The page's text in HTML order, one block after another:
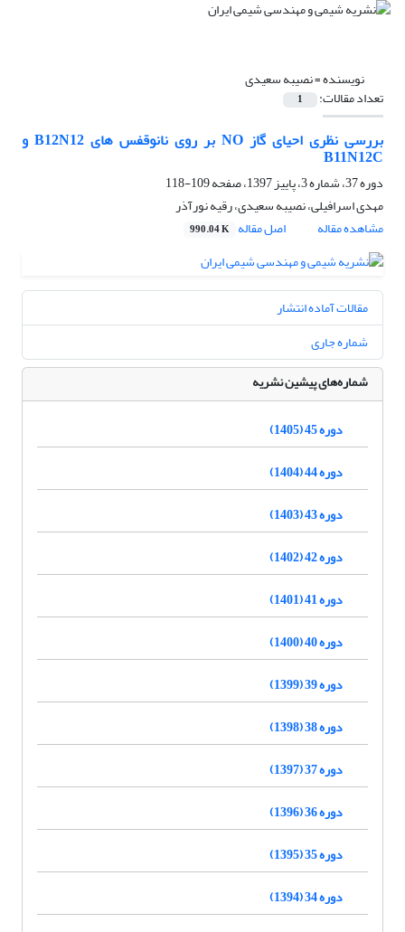
نویسنده =نصیبه سعیدی
تعداد مقالات: 1
بررسی نظری احیای گاز NO بر روی نانوقفس های B12N12 و
B11N12C
دوره 37، شماره 3، پاییز 1397، صفحه
109-118
مهدی اسرافیلی، نصیبه سعیدی، رقیه نورآذر
مشاهده مقاله
اصل مقاله 990.04 K
مقالات آماده انتشار
شماره جاری
شماره‌های پیشین نشریه
دوره 45 (1405)
دوره 44 (1404)
دوره 43 (1403)
دوره 42 (1402)
دوره 41 (1401)
دوره 40 (1400)
دوره 39 (1399)
دوره 38 (1398)
دوره 37 (1397)
دوره 36 (1396)
دوره 35 (1395)
دوره 34 (1394)